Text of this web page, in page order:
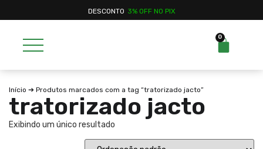
DESCONTO 3% OFF NO PIX
0
Início ➔ Produtos marcados com a tag “tratorizado jacto”
tratorizado jacto
Exibindo um único resultado